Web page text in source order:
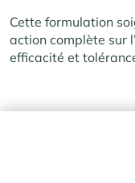
Cette formulation
action complète sur
efficacité et